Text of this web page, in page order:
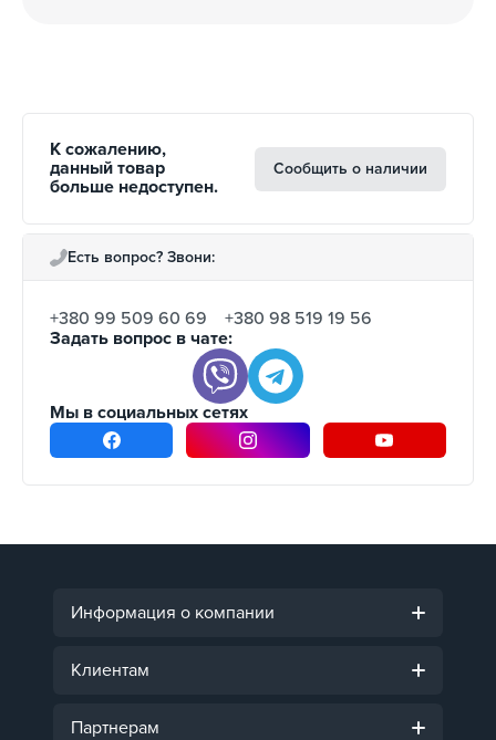
К сожалению,
данный товар
больше недоступен.
Сообщить о наличии
Есть вопрос? Звони:
+380 99 509 60 69
+380 98 519 19 56
Задать вопрос в чате:
Мы в социальных сетях
Информация о компании
Клиентам
Партнерам